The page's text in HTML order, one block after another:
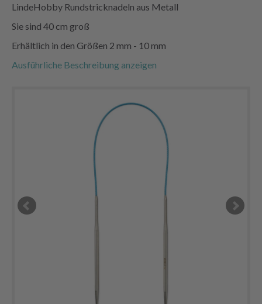
LindeHobby Rundstricknadeln aus Metall
Sie sind 40 cm groß
Erhältlich in den Größen 2 mm - 10 mm
Ausführliche Beschreibung anzeigen